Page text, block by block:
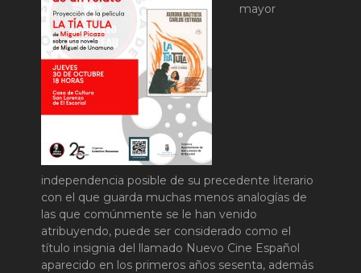
mayor
independencia posible de su precedente literario
con el que guarda muchas menos analogías de
las que comúnmente se le han venido
atribuyendo, puede ser considerado como el
título insignia del llamado Nuevo Cine Español
aparecido en los primeros años sesenta, además